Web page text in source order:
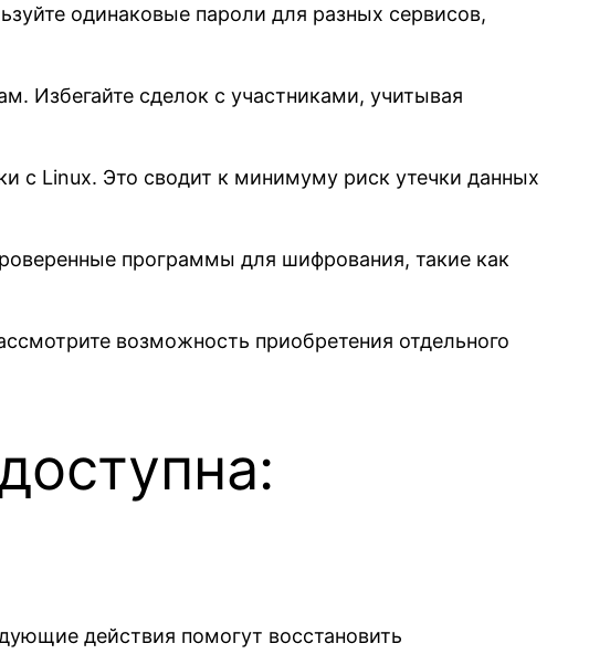
одинаковые пароли для разных сервисов,
Избегайте сделок с участниками, учитывая
с Linux. Это сводит к минимуму риск утечки данных
программы для шифрования, такие как
возможность приобретения отдельного
действия помогут восстановить